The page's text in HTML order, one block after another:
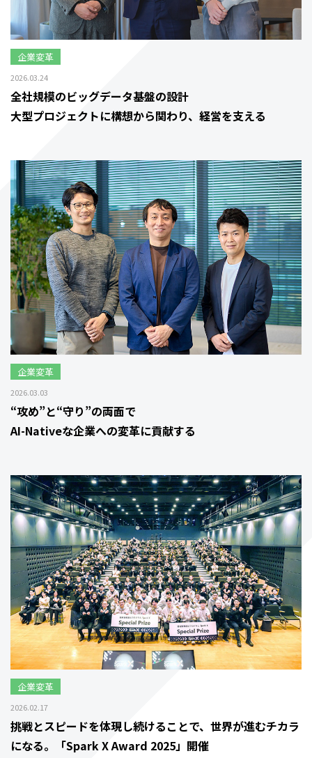
企業変革
2026.03.24
全社規模のビッグデータ基盤の設計
大型プロジェクトに構想から関わり、経営を支える
企業変革
2026.03.03
“攻め”と“守り”の両面で
AI-Nativeな企業への変革に貢献する
企業変革
2026.02.17
挑戦とスピードを体現し続けることで、世界が進むチカラ
になる。「Spark X Award 2025」開催